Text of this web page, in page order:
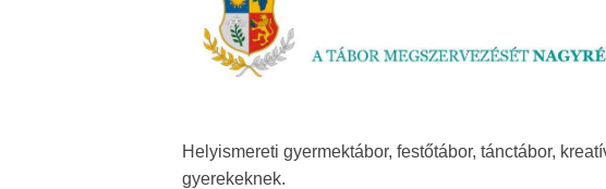
Helyismereti gyermektábor, festőtábor, tánctábor,
gyerekeknek.